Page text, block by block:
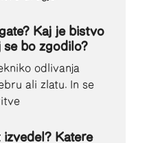
Kaj je bistvo
se bo zgodilo?
odlivanja
ali zlatu. In se
izvedel? Katere